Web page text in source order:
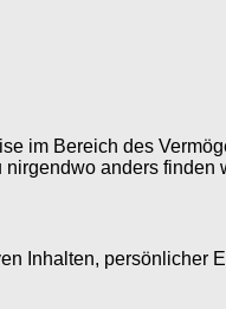
im Bereich des
anders finden
Inhalten, persönlicher